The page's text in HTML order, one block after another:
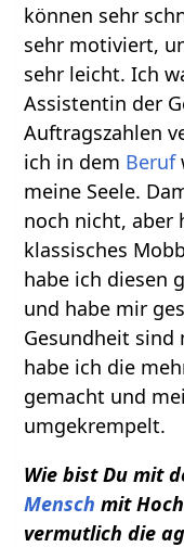
können sehr
sehr motiviert,
sehr leicht. Ich
Assistentin der
Auftragszahlen
ich in dem Beruf
meine Seele.
noch nicht, aber
klassisches
habe ich diesen
und habe mir
Gesundheit sind
habe ich die
gemacht und
umgekrempelt.
Wie bist Du mit
Mensch mit
vermutlich die